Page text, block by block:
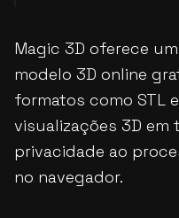
Magic 3D oferece
modelo 3D online
formatos como STL
visualizações 3D em
privacidade ao
no navegador.